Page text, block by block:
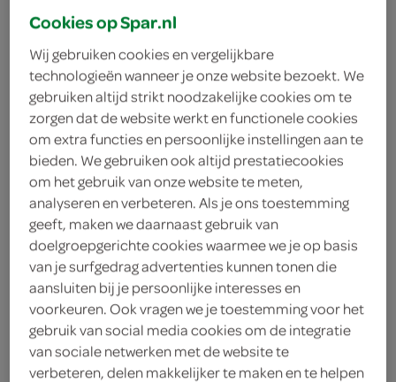
telor ketjap
eieren in ketjap
ingrediënten
4 eetlepels ketjap manis
1 tomaat
1 theelepel bruine basterdsuiker
1 theelepel gula djawa (Javaanse
suiker)
Cookies op Spar.nl
Wij gebruiken cookies en vergelijkbare
technologieën wanneer je onze website bezoekt. We
gebruiken altijd strikt noodzakelijke cookies om te
zorgen dat de website werkt en functionele cookies
om extra functies en persoonlijke instellingen aan te
bieden. We gebruiken ook altijd prestatiecookies
om het gebruik van onze website te meten,
analyseren en verbeteren. Als je ons toestemming
geeft, maken we daarnaast gebruik van
doelgroepgerichte cookies waarmee we je op basis
van je surfgedrag advertenties kunnen tonen die
aansluiten bij je persoonlijke interesses en
voorkeuren. Ook vragen we je toestemming voor het
gebruik van social media cookies om de integratie
van sociale netwerken met de website te
verbeteren, delen makkelijker te maken en te helpen